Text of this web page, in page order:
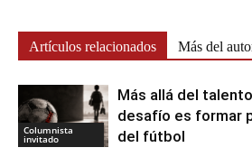
Artículos relacionados Más del
Columnista
invitado
Más allá del
desafío es formar
del fútbol